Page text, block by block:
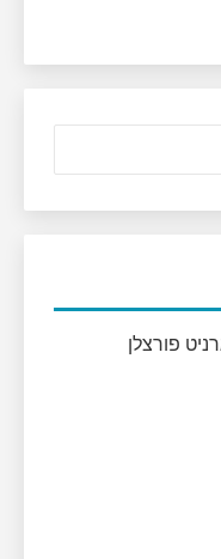
פורצלן